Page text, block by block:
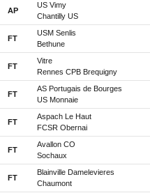
AP
US Vimy
Chantilly US
FT
USM Senlis
Bethune
FT
Vitre
Rennes CPB Brequigny
FT
AS Portugais de Bourges
US Monnaie
FT
Aspach Le Haut
FCSR Obernai
FT
Avallon CO
Sochaux
FT
Blainville Damelevieres
Chaumont